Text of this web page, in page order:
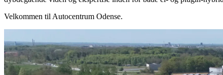
Velkommen til Autocentrum Odense.